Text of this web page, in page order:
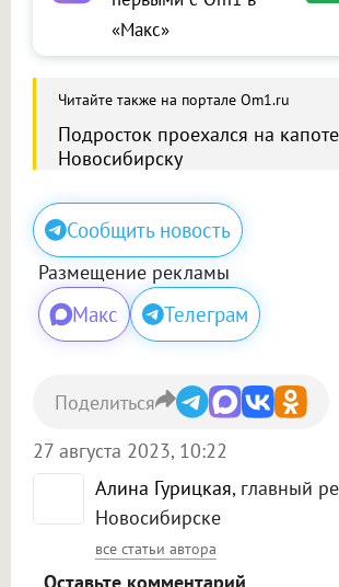
«Макс»
Читайте также на портале Om1.ru
Подросток проехался на
Новосибирску
Сообщить новость
Размещение рекламы
Макс Телеграм
Алина Гурицкая, главный
Новосибирске
все статьи автора
27 августа 2023, 10:22
Поделиться